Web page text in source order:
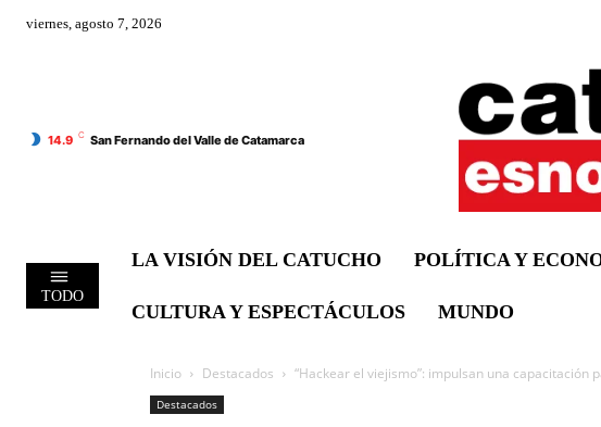
viernes, agosto 7, 2026
14.9 C San Fernando del Valle de Catamarca
TODO
LA VISIÓN DEL CATUCHO POLÍTICA Y
CULTURA Y ESPECTÁCULOS MUNDO
Inicio Destacados “Hackear el viejismo”: impulsan una
Destacados